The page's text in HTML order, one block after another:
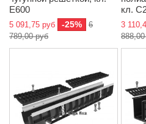
E600
5 091,75 руб -25%
6
789,00 руб
кл.
3